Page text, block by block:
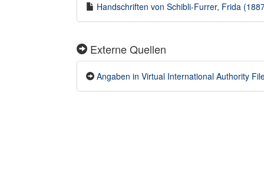
Handschriften von Schibli-Furrer, Frida
Externe Quellen
Angaben in Virtual International Authority